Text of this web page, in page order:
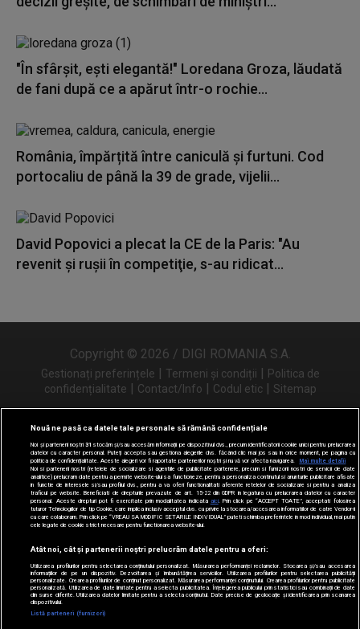
"În sfârșit, ești elegantă!" Loredana Groza, lăudată
de fani după ce a apărut într-o rochie...
România, împărțită între caniculă și furtuni. Cod
portocaliu de până la 39 de grade, vijelii...
David Popovici a plecat la CE de la Paris: "Au
revenit şi ruşii în competiţie, s-au ridicat...
Copyright © 2026 / DIGI ROMANIA S.A.
Gestionați preferințele | Termeni și condiții | Politica de
confidențialitate | Contact/Info | Codul etic | Sitemap
Urmărește-ne și pe
Nouă ne pasă ca datele tale personale să rămână confidențiale
Noi și partenerii noștri31 stocăm și/sau accesăm informații pe dispozitivul dvs., precum identificatorii cookie unici pentru prelucrarea
datelor cu caracter personal. Puteți accepta sau gestiona alegerile dvs. făcând clic mai jos sau în orice moment, pe pagina cu
politica de confidențialitate. Aceste alegeri vor fi raportate partenerilor noștri și nu vă vor afecta navigarea.
Mai multe detalii
Noi si partenerii nostri (retelele de socializare si agentiile de publicitate partenere, precum si furnizorii nostri de servicii de date
analitice) prelucram date pentru a permite website-ului sa functioneze, pentru a personaliza continutul si anunturile publicitare afisate
in functie de interesele si/sau profilul dvs., pentru a va oferi functionalitati aferente retelelor de socializare si pentru a analiza
traficul pe website. Beneficiati de drepturile prevazute de art. 15-22 din GDPR in legatura cu prelucrarea datelor cu caracter
personal. Aceste drepturi pot fi exercitate prin modalitatea indicata aici. Prin click pe “ACCEPT TOATE”, acceptati folosirea
tuturor Tehnologiilor de tip Cookie, care implica inclusiv acceptul dvs. cu privire la stocarea/accesarea informatiilor de catre Vendor-ii
cu care colaboram. Prin click pe “VREAU SA MODIFIC SETARILE INDIVIDUAL” puteti schimba preferintele in mod individual, mai putin
cele legate de cookie strict necesare pentru functionarea website-ului.
Atât noi, cât și partenerii noștri prelucrăm datele pentru a oferi:
Utilizarea profilurilor pentru selectarea conținutului personalizat. Măsurarea performanței reclamelor. Stocarea și/sau accesarea
informațiilor de pe un dispozitiv. Dezvoltarea și îmbunătățirea serviciilor. Utilizarea profilurilor pentru selectarea publicității
personalizate. Crearea profilurilor de conținut personalizat. Măsurarea performanței conținutului. Crearea profilurilor pentru publicitate
personalizată. Utilizarea de date limitate pentru a selecta publicitatea. Înțelegerea publicului prin statistici sau combinații de date
din surse diferite. Utilizarea datelor limitate pentru a selecta conținutul. Date precise de geolocație și identificarea prin scanarea
dispozitivului.
Listă parteneri (furnizori)